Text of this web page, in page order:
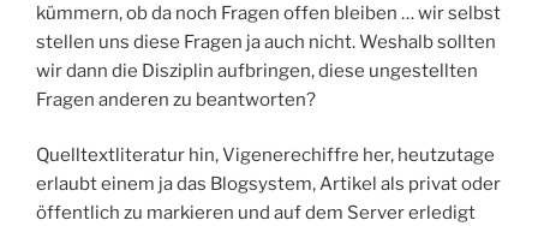
kümmern, ob da noch Fragen offen bleiben … wir selbst
stellen uns diese Fragen ja auch nicht. Weshalb sollten
wir dann die Disziplin aufbringen, diese ungestellten
Fragen anderen zu beantworten?
Quelltextliteratur hin, Vigenerechiffre her, heutzutage
erlaubt einem ja das Blogsystem, Artikel als privat oder
öffentlich zu markieren und auf dem Server erledigt